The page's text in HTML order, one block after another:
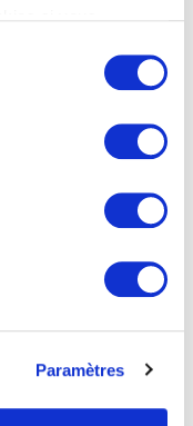
Paramètres